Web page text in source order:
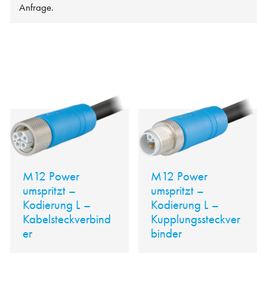
Anfrage.
M12 Power
umspritzt –
Kodierung L –
Kabelsteckverbind
er
M12 Power
umspritzt –
Kodierung L –
Kupplungssteckver
binder